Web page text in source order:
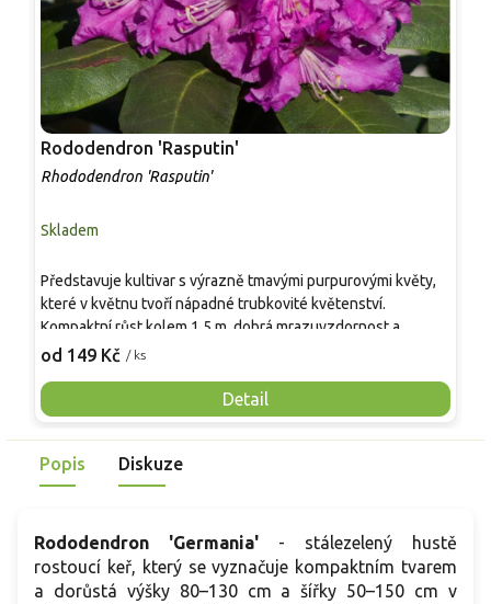
Rododendron 'Rasputin'
Rhododendron 'Rasputin'
Skladem
od 149 Kč / ks
Detail
Představuje kultivar s výrazně tmavými purpurovými květy,
které v květnu tvoří nápadné trubkovité květenství.
Kompaktní růst kolem 1,5 m, dobrá mrazuvzdornost a
nenáročná údržba umožňují použití v polostinných
běžným růžově kvetoucím pěnišníkům působí tmavě
sametovým dojmem a snadno zapadá do přírodně laděných
výsadeb.
Popis Diskuze
Rododendron 'Germania' - stálezelený hustě
rostoucí keř, který se vyznačuje kompaktním tvarem
a dorůstá výšky 80–130 cm a šířky 50–150 cm v